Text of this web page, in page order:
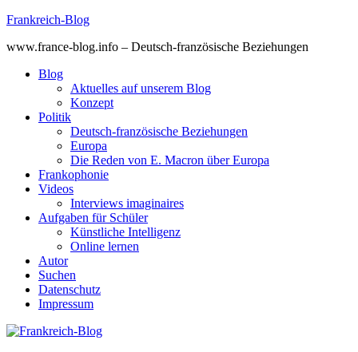
Skip
content
Frankreich-Blog
www.france-blog.info – Deutsch-französische Beziehungen
Blog
Aktuelles auf unserem Blog
Konzept
Politik
Deutsch-französische Beziehungen
Europa
Die Reden von E. Macron über Europa
Frankophonie
Videos
Interviews imaginaires
Aufgaben für Schüler
Künstliche Intelligenz
Online lernen
Autor
Suchen
Datenschutz
Impressum